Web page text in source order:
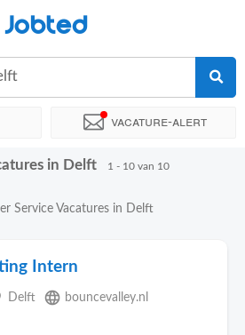
Jobted
Vacature-alert
Bedrijf Soort dienstverband
in Delft 1 - 10 van 10
Service Vacatures in Delft
Intern
Delft language bouncevalley.nl